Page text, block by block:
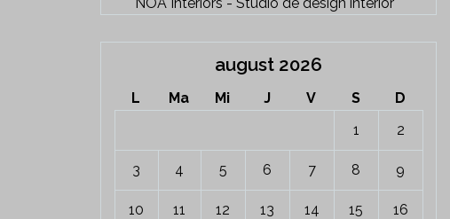
august 2026
L Ma Mi J V S
D
1
2
3 4 5 6 7 8 9
10 11 12 13 14 15 16